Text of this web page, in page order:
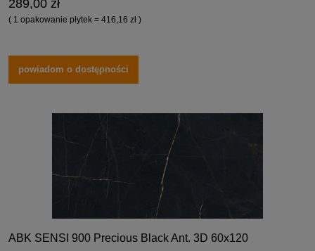
289,00 zł
( 1 opakowanie płytek = 416,16 zł )
powiadom o dostępności
ABK SENSI 900 Precious Black Ant. 3D 60x120